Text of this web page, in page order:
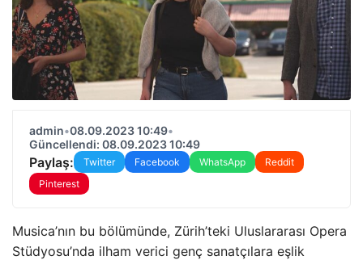
admin•08.09.2023 10:49•
Güncellendi: 08.09.2023 10:49
Paylaş: Twitter Facebook WhatsApp
Reddit
Pinterest
Musica’nın bu bölümünde, Zürih’teki Uluslararası Opera
Stüdyosu’nda ilham verici genç sanatçılara eşlik